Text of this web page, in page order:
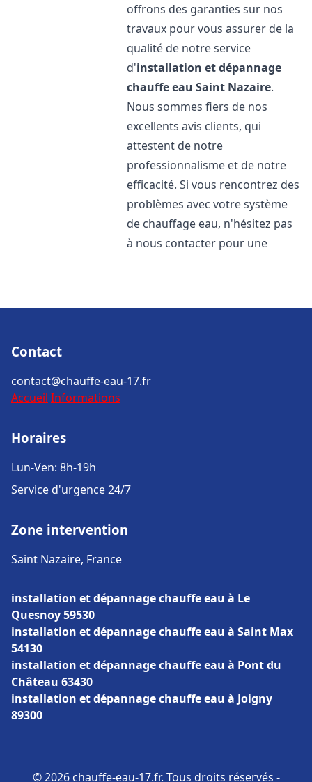
offrons des garanties sur nos
travaux pour vous assurer de la
qualité de notre service
d'installation et dépannage
chauffe eau Saint Nazaire.
Nous sommes fiers de nos
excellents avis clients, qui
attestent de notre
professionnalisme et de notre
efficacité. Si vous rencontrez des
problèmes avec votre système
de chauffage eau, n'hésitez pas
à nous contacter pour une
Contact
contact@chauffe-eau-17.fr
Accueil Informations
Horaires
Lun-Ven: 8h-19h
Service d'urgence 24/7
Zone intervention
Saint Nazaire, France
installation et dépannage chauffe eau à Le
Quesnoy 59530
installation et dépannage chauffe eau à Saint Max
54130
installation et dépannage chauffe eau à Pont du
Château 63430
installation et dépannage chauffe eau à Joigny
89300
© 2026 chauffe-eau-17.fr. Tous droits réservés -